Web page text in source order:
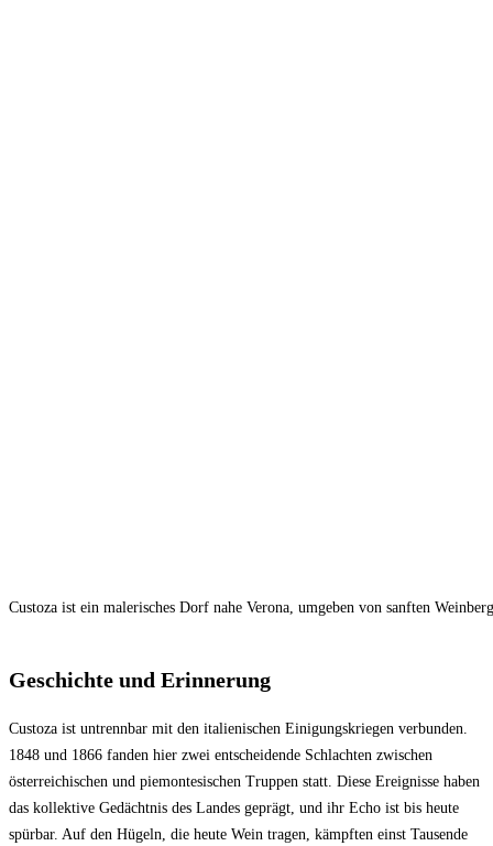
Custoza ist ein malerisches Dorf nahe Verona, umgeben von sanften
Geschichte und Erinnerung
Custoza ist untrennbar mit den italienischen Einigungskriegen verbunden.
1848 und 1866 fanden hier zwei entscheidende Schlachten zwischen
österreichischen und piemontesischen Truppen statt. Diese Ereignisse haben
das kollektive Gedächtnis des Landes geprägt, und ihr Echo ist bis heute
spürbar. Auf den Hügeln, die heute Wein tragen, kämpften einst Tausende